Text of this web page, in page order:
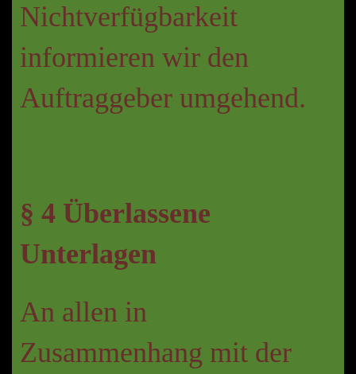
Nichtverfügbarkeit
informieren wir den
Auftraggeber umgehend.
§ 4 Überlassene
Unterlagen
An allen in
Zusammenhang mit der